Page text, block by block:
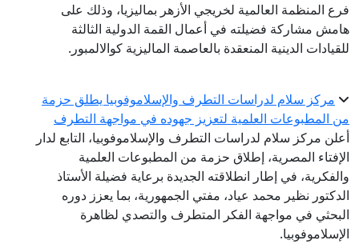
فرع المنظمة العالمية لخريجي الأزهر بماليزيا، وذلك على
هامش مشاركة فضيلته في أعمال القمة الدولية الثالثة
للقيادات الدينية المنعقدة بالعاصمة الماليزية كوالالمبور.
مركز سلام لدراسات التطرف والإسلاموفوبيا يطلق حزمة
من المطبوعات العلمية لتعزيز جهوده في مواجهة التطرف
أعلن مركز سلام لدراسات التطرف والإسلاموفوبيا، التابع لدار
الإفتاء المصرية، إطلاق حزمة من المطبوعات العلمية
والفكرية، في إطار انطلاقته الجديدة برعاية فضيلة الأستاذ
الدكتور نظير محمد عياد، مفتي الجمهورية، بما يعزز دوره
البحثي في مواجهة الفكر المتطرف والتصدي لظاهرة
الإسلاموفوبيا.